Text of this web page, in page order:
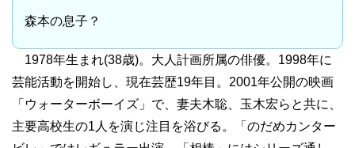
森本の息子？
1978年生まれ(38歳)。大人計画所属の俳優。1998年に
芸能活動を開始し、現在芸歴19年目。2001年公開の映画
「ウォーターボーイズ」で、妻夫木聡、玉木宏らと共に、
主要高校生の1人を演じ注目を浴びる。「のだめカンター